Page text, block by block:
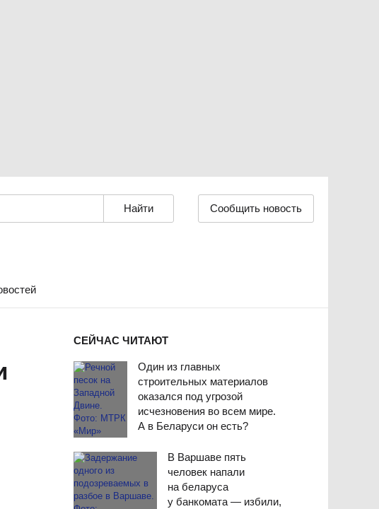
Сообщить новость
СЕЙЧАС ЧИТАЮТ
Один из главных
строительных материалов
оказался под угрозой
исчезновения во всем мире.
А в Беларуси он есть?
В Варшаве пять
человек напали
на беларуса
у банкомата — избили,